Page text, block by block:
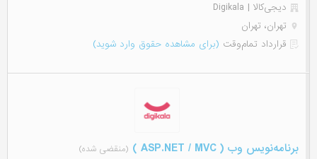
دیجی‌‌کالا | Digikala
تهران، تهران
قرارداد تمام‌وقت (برای مشاهده حقوق وارد شوید)
برنامه‌نویس وب ( ASP.NET / MVC ) (منقضی شده)